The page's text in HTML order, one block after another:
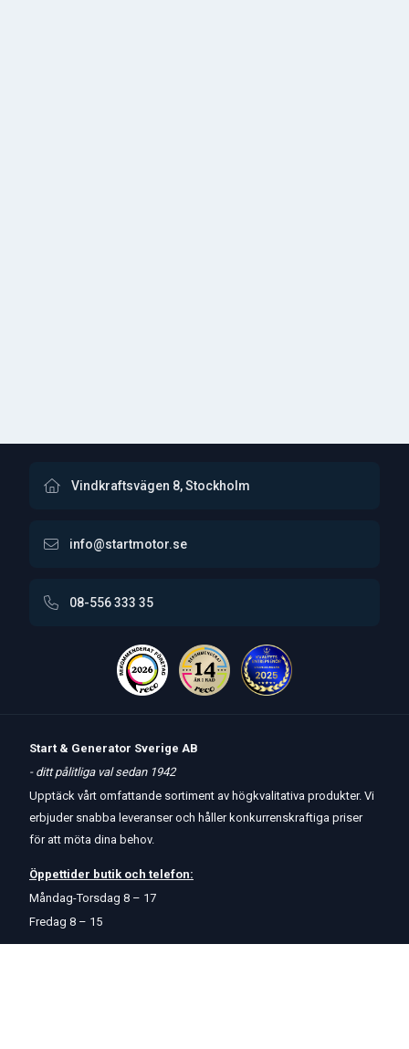
Vindkraftsvägen 8, Stockholm
info@startmotor.se
08-556 333 35
Start & Generator Sverige AB
- ditt pålitliga val sedan 1942
Upptäck vårt omfattande sortiment av högkvalitativa produkter. Vi
erbjuder snabba leveranser och håller konkurrenskraftiga priser
för att möta dina behov.
Öppettider butik och telefon:
Måndag-Torsdag 8 – 17
Fredag 8 – 15